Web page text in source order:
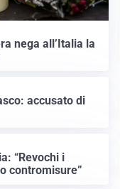
nega all’Italia la
accusato di
“Revochi i
contromisure”